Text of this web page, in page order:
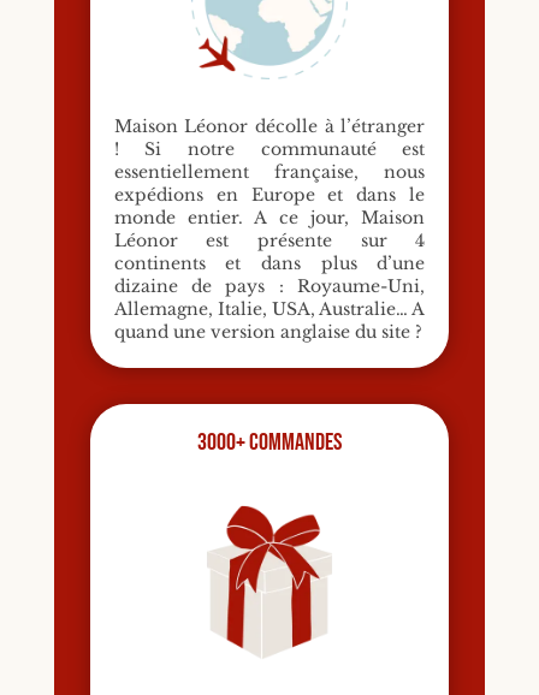
Maison Léonor décolle à l’étranger
! Si notre communauté est
essentiellement française, nous
expédions en Europe et dans le
monde entier. A ce jour, Maison
Léonor est présente sur 4
continents et dans plus d’une
dizaine de pays : Royaume-Uni,
Allemagne, Italie, USA, Australie… A
quand une version anglaise du site ?
3000+ commandes